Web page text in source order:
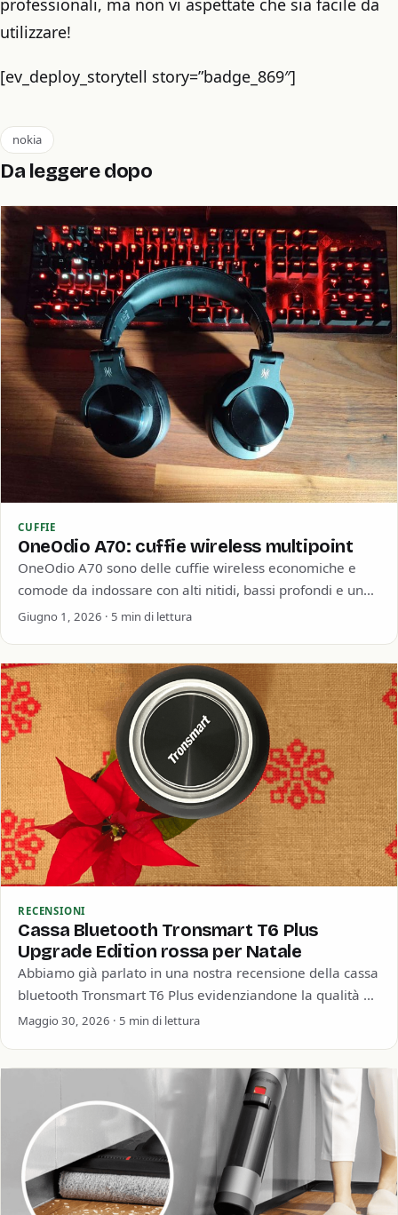
professionali, ma non vi aspettate che sia facile da
utilizzare!
[ev_deploy_storytell story=”badge_869″]
nokia
Da leggere dopo
CUFFIE
OneOdio A70: cuffie wireless multipoint
OneOdio A70 sono delle cuffie wireless economiche e
comode da indossare con alti nitidi, bassi profondi e una
buona durata della batteria.…
Giugno 1, 2026 · 5 min di lettura
RECENSIONI
Cassa Bluetooth Tronsmart T6 Plus
Upgrade Edition rossa per Natale
Abbiamo già parlato in una nostra recensione della cassa
bluetooth Tronsmart T6 Plus evidenziandone la qualità e
soprattutto la straordinaria durata della…
Maggio 30, 2026 · 5 min di lettura